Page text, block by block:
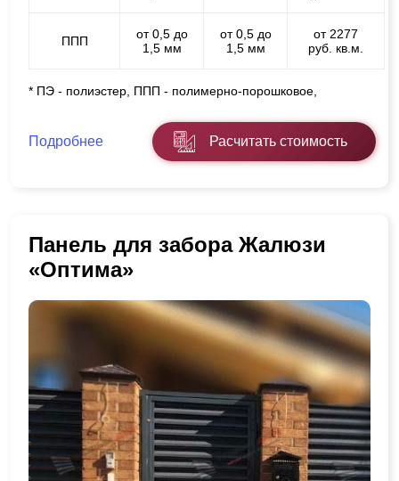
ППП
от 0,5 до
1,5 мм
от 0,5 до
1,5 мм
от 2277
руб. кв.м.
* ПЭ - полиэстер, ППП - полимерно-порошковое,
Подробнее Расчитать стоимость
Панель для забора Жалюзи
«Оптима»